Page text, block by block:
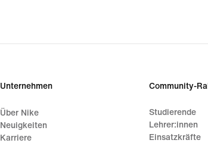
Unternehmen
Über Nike
Neuigkeiten
Karriere
Community-
Studierende
Lehrer:innen
Einsatzkräfte